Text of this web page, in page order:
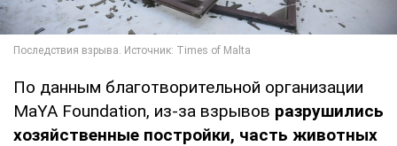
По данным благотворительной организации
MaYA Foundation, из-за взрывов разрушились
хозяйственные постройки, часть животных